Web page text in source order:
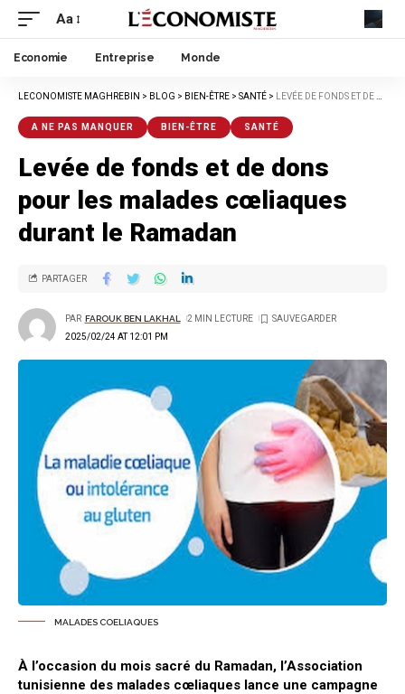
Aa
Economie Entreprise Monde
LECONOMISTE MAGHREBIN > BLOG > BIEN-ÊTRE > SANTÉ > LEVÉE DE FONDS ET DE DONS POUR LES MALADES CŒLIAQUES DURANT LE RAMADAN
A NE PAS MANQUER BIEN-ÊTRE SANTÉ
Levée de fonds et de dons
pour les malades cœliaques
durant le Ramadan
2025/02/24 AT 12:01 PM
PAR FAROUK BEN LAKHAL 2 MIN LECTURE
PARTAGER
MALADES COELIAQUES
À l’occasion du mois sacré du Ramadan, l’Association
tunisienne des malades cœliaques lance une campagne